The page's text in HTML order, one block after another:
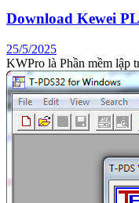
Download Kewei
25/5/2025
KWPro là Phần mềm lập